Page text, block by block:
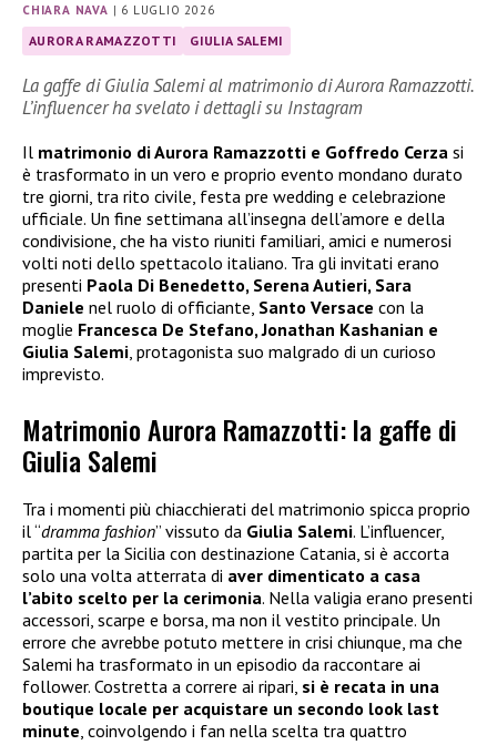
CHIARA NAVA | 6 LUGLIO 2026
AURORA RAMAZZOTTI GIULIA SALEMI
La gaffe di Giulia Salemi al matrimonio di Aurora Ramazzotti.
L’influencer ha svelato i dettagli su Instagram
Il matrimonio di Aurora Ramazzotti e Goffredo Cerza si
è trasformato in un vero e proprio evento mondano durato
tre giorni, tra rito civile, festa pre wedding e celebrazione
ufficiale. Un fine settimana all’insegna dell’amore e della
condivisione, che ha visto riuniti familiari, amici e numerosi
volti noti dello spettacolo italiano. Tra gli invitati erano
presenti Paola Di Benedetto, Serena Autieri, Sara
Daniele nel ruolo di officiante, Santo Versace con la
moglie Francesca De Stefano, Jonathan Kashanian e
Giulia Salemi , protagonista suo malgrado di un curioso
imprevisto.
Matrimonio Aurora Ramazzotti: la gaffe di
Giulia Salemi
Tra i momenti più chiacchierati del matrimonio spicca proprio
il “dramma fashion” vissuto da Giulia Salemi. L’influencer,
partita per la Sicilia con destinazione Catania, si è accorta
solo una volta atterrata di aver dimenticato a casa
l’abito scelto per la cerimonia. Nella valigia erano presenti
accessori, scarpe e borsa, ma non il vestito principale. Un
errore che avrebbe potuto mettere in crisi chiunque, ma che
Salemi ha trasformato in un episodio da raccontare ai
follower. Costretta a correre ai ripari, si è recata in una
boutique locale per acquistare un secondo look last
minute , coinvolgendo i fan nella scelta tra quattro